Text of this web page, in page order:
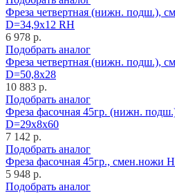
Фреза четвертная (нижн. подш.),
D=34,9x12 RH
6 978 р.
Подобрать аналог
Фреза четвертная (нижн. подш.),
D=50,8x28
10 883 р.
Подобрать аналог
Фреза фасочная 45гр. (нижн.
D=29x8x60
7 142 р.
Подобрать аналог
Фреза фасочная 45гр., смен.ножи
5 948 р.
Подобрать аналог